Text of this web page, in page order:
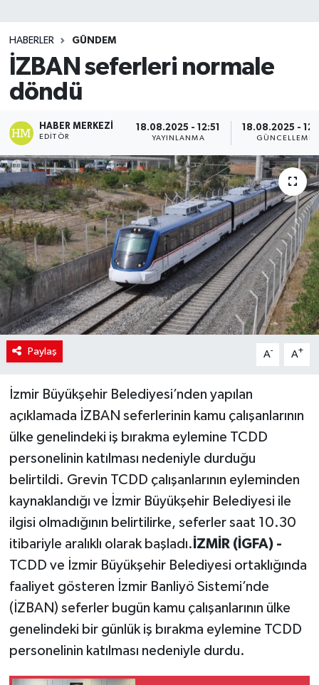
HABERLER GÜNDEM
İZBAN seferleri normale
döndü
HABER MERKEZI
EDITÖR
18.08.2025 - 12:51
YAYINLANMA
18.08.2025 -
GÜNCELLEME
Paylaş A- A+
İzmir Büyükşehir Belediyesi’nden yapılan
açıklamada İZBAN seferlerinin kamu çalışanlarının
ülke genelindeki iş bırakma eylemine TCDD
personelinin katılması nedeniyle durduğu
belirtildi. Grevin TCDD çalışanlarının eyleminden
kaynaklandığı ve İzmir Büyükşehir Belediyesi ile
ilgisi olmadığının belirtilirke, seferler saat 10.30
itibariyle aralıklı olarak başladı. İZMİR (İGFA) -
TCDD ve İzmir Büyükşehir Belediyesi ortaklığında
faaliyet gösteren İzmir Banliyö Sistemi’nde
(İZBAN) seferler bugün kamu çalışanlarının ülke
genelindeki bir günlük iş bırakma eylemine TCDD
personelinin katılması nedeniyle durdu.
Teknoloji
TRABZON
TRABZONSPOR
Yaşam